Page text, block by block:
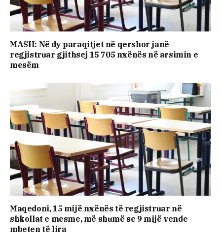
MASH: Në dy paraqitjet në qershor janë
regjistruar gjithsej 15 705 nxënës në arsimin e
mesëm
Maqedoni, 15 mijë nxënës të regjistruar në
shkollat e mesme, më shumë se 9 mijë vende
mbeten të lira